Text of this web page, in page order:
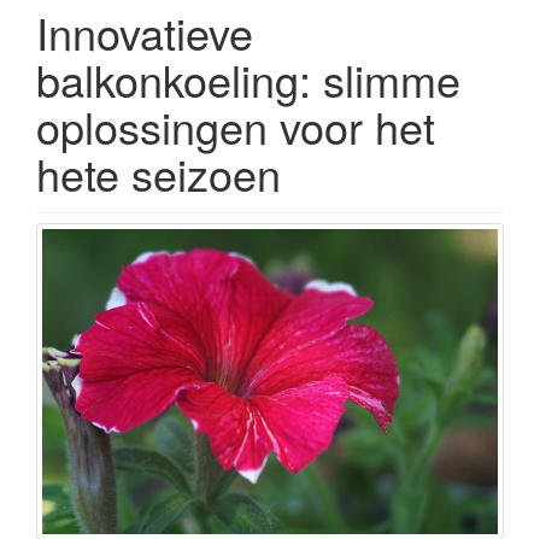
Innovatieve
balkonkoeling: slimme
oplossingen voor het
hete seizoen